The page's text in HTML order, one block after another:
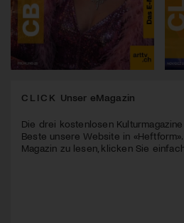
CLICK Unser eMagazin
Die drei kostenlosen
Beste unsere Website in
Magazin zu lesen, klicken Sie